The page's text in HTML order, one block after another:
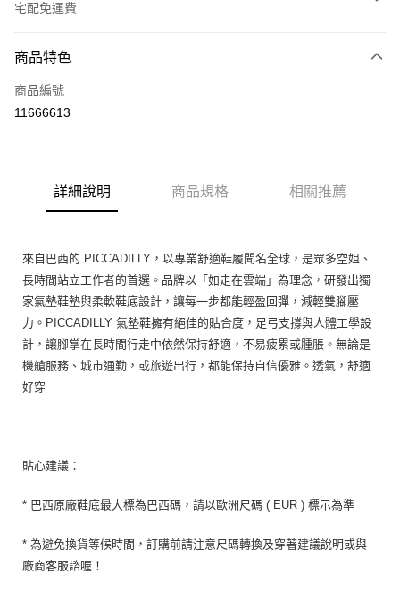
宅配免運費
信用卡一次付款
Apple Pay
ATM付款
宅配
免運費
商品特色
商品編號
11666613
詳細說明 商品規格 相關推薦
來自巴西的 PICCADILLY，以專業舒適鞋履聞名全球，是眾多空姐、
長時間站立工作者的首選。品牌以「如走在雲端」為理念，研發出獨
家氣墊鞋墊與柔軟鞋底設計，讓每一步都能輕盈回彈，減輕雙腳壓
力。PICCADILLY 氣墊鞋擁有絕佳的貼合度，足弓支撐與人體工學設
計，讓腳掌在長時間行走中依然保持舒適，不易疲累或腫脹。無論是
機艙服務、城市通勤，或旅遊出行，都能保持自信優雅。透氣，舒適
好穿
貼心建議：
* 巴西原廠鞋底最大標為巴西碼，請以歐洲尺碼 ( EUR ) 標示為準
* 為避免換貨等候時間，訂購前請注意尺碼轉換及穿著建議說明或與
廠商客服諮喔！